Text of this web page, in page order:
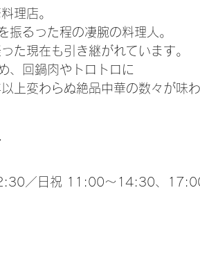
理店。
振るった程の凄腕の料理人。
た現在も引き継がれています。
、回鍋肉やトロトロに
上変わらぬ絶品中華の数々が味わ
／日祝 11:00～14:30、